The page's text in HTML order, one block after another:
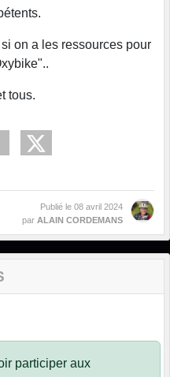
on a les ressources pour
tous.
Publié le 08 avril 2024
par ALAIN CORDEMANS
participer aux